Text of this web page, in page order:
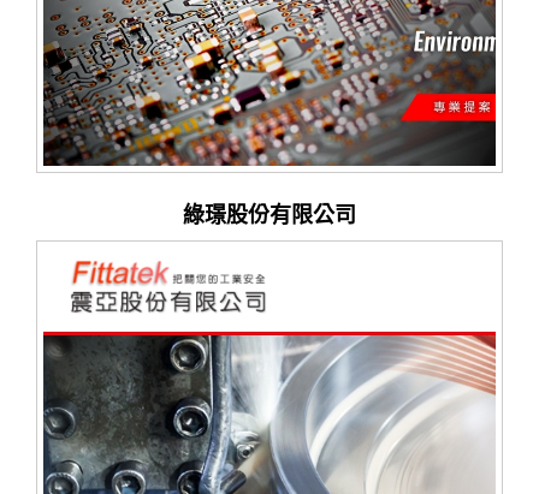
綠璟股份有限公司